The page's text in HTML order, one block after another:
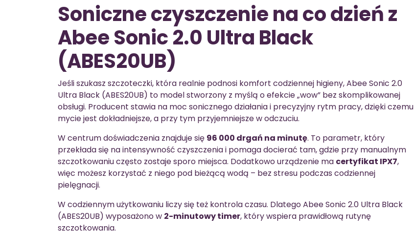
Soniczne czyszczenie na co dzień z
Abee Sonic 2.0 Ultra Black
(ABES20UB)
Jeśli szukasz szczoteczki, która realnie podnosi komfort codziennej higieny, Abee Sonic 2.0
Ultra Black (ABES20UB) to model stworzony z myślą o efekcie „wow” bez skomplikowanej
obsługi. Producent stawia na moc sonicznego działania i precyzyjny rytm pracy, dzięki czemu
mycie jest dokładniejsze, a przy tym przyjemniejsze w odczuciu.
W centrum doświadczenia znajduje się 96 000 drgań na minutę. To parametr, który
przekłada się na intensywność czyszczenia i pomaga docierać tam, gdzie przy manualnym
szczotkowaniu często zostaje sporo miejsca. Dodatkowo urządzenie ma certyfikat IPX7,
więc możesz korzystać z niego pod bieżącą wodą – bez stresu podczas codziennej
pielęgnacji.
W codziennym użytkowaniu liczy się też kontrola czasu. Dlatego Abee Sonic 2.0 Ultra Black
(ABES20UB) wyposażono w 2-minutowy timer, który wspiera prawidłową rutynę
szczotkowania.